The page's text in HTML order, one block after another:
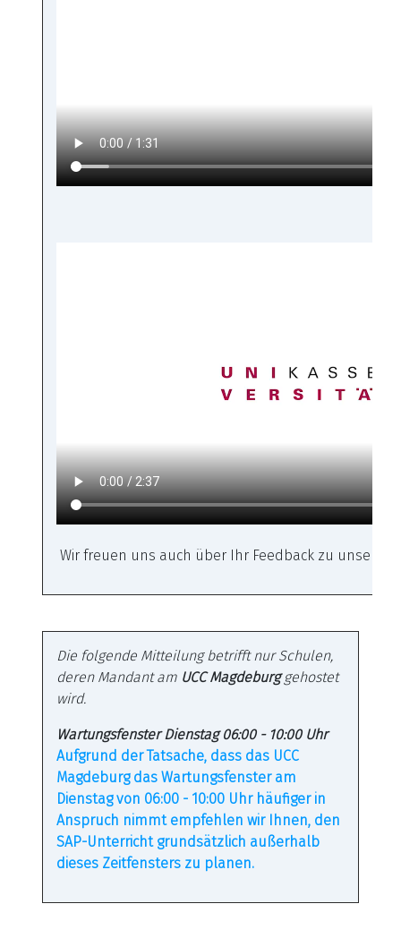
Wir freuen uns auch über Ihr Feedback zu unserem
Die folgende Mitteilung betrifft nur Schulen,
deren Mandant am UCC Magdeburggehostet
wird.
Wartungsfenster Dienstag 06:00 - 10:00 Uhr
Aufgrund der Tatsache, dass das UCC
Magdeburg das Wartungsfenster am
Dienstag von 06:00 - 10:00 Uhr häufiger in
Anspruch nimmt empfehlen wir Ihnen, den
SAP-Unterricht grundsätzlich außerhalb
dieses Zeitfensters zu planen.